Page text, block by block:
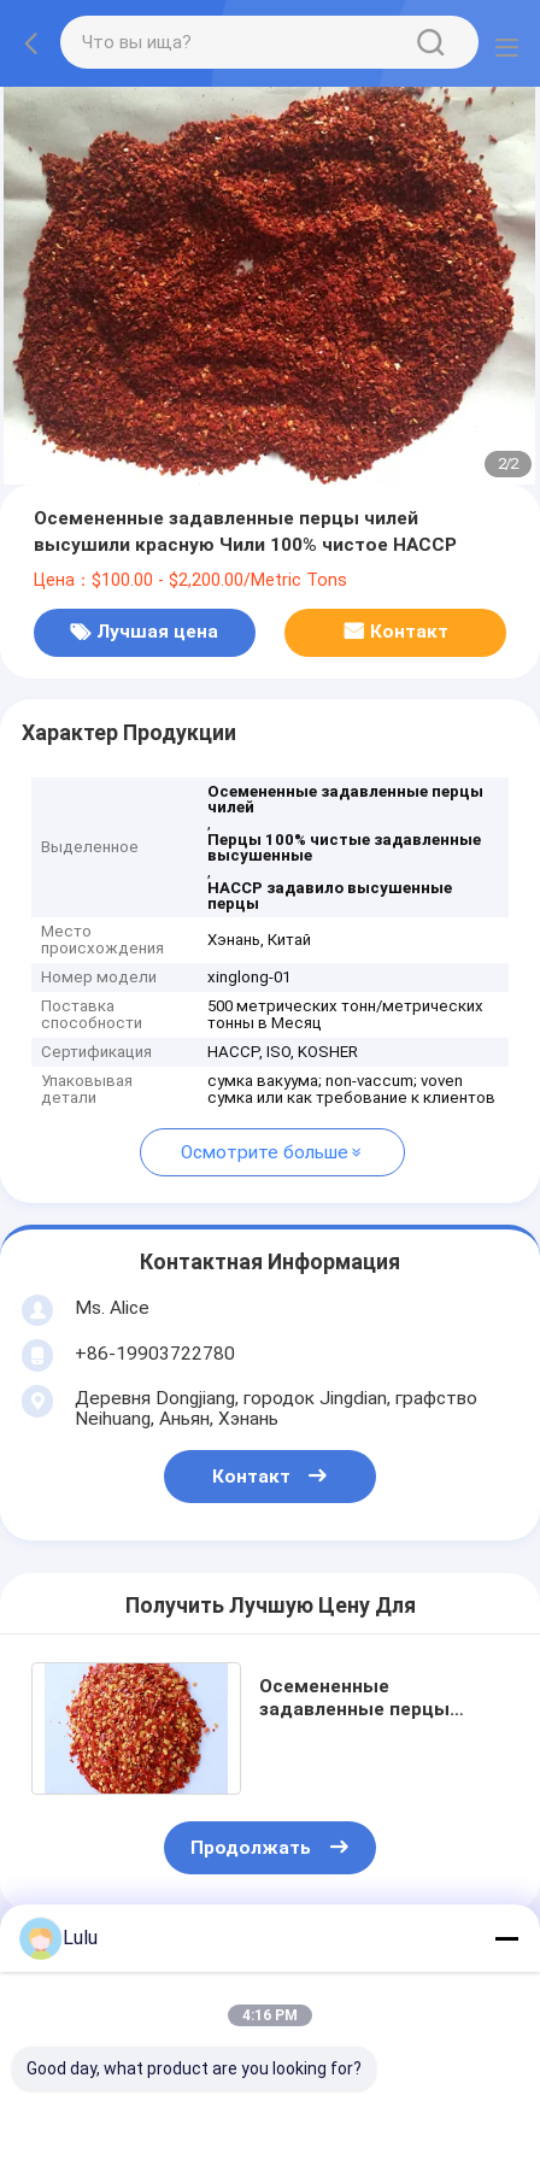
2/2
Осемененные задавленные перцы чилей
высушили красную Чили 100% чистое HACCP
Цена：$100.00 - $2,200.00/Metric Tons
Лучшая цена Контакт
Характер Продукции
Выделенное
Осемененные задавленные перцы
чилей
,
Перцы 100% чистые задавленные
высушенные
,
HACCP задавило высушенные
перцы
Место
происхождения
Хэнань, Китай
Номер модели
xinglong-01
Поставка
способности
500 метрических тонн/метрических
тонны в Месяц
Сертификация
HACCP, ISO, KOSHER
Упаковывая
детали
сумка вакуума; non-vaccum; voven
сумка или как требование к клиентов
Осмотрите больше
Контактная Информация
Ms. Alice
+86-19903722780
Деревня Dongjiang, городок Jingdian, графство
Neihuang, Аньян, Хэнань
Контакт
Получить Лучшую Цену Для
Осемененные
задавленные перцы
Продолжать
Порекомендованные Продукты
Lulu
4:16 PM
Good day, what product are you looking for?